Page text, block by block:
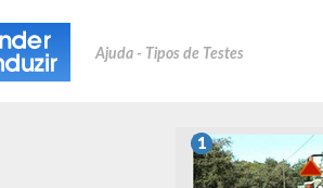
Ajuda - Tipos de Testes